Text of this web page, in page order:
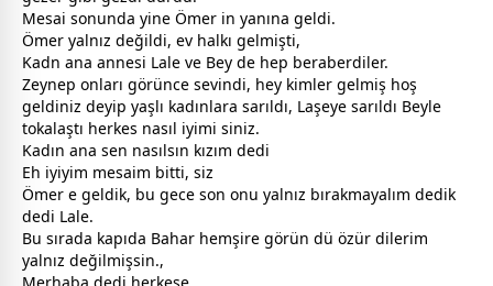
Mesai sonunda yine Ömer in yanına geldi.
Ömer yalnız değildi, ev halkı gelmişti,
Kadn ana annesi Lale ve Bey de hep beraberdiler.
Zeynep onları görünce sevindi, hey kimler gelmiş hoş
geldiniz deyip yaşlı kadınlara sarıldı, Laşeye sarıldı Beyle
tokalaştı herkes nasıl iyimi siniz.
Kadın ana sen nasılsın kızım dedi
Eh iyiyim mesaim bitti, siz
Ömer e geldik, bu gece son onu yalnız bırakmayalım dedik
dedi Lale.
Bu sırada kapıda Bahar hemşire görün dü özür dilerim
yalnız değilmişsin.,
Merhaba dedi herkese